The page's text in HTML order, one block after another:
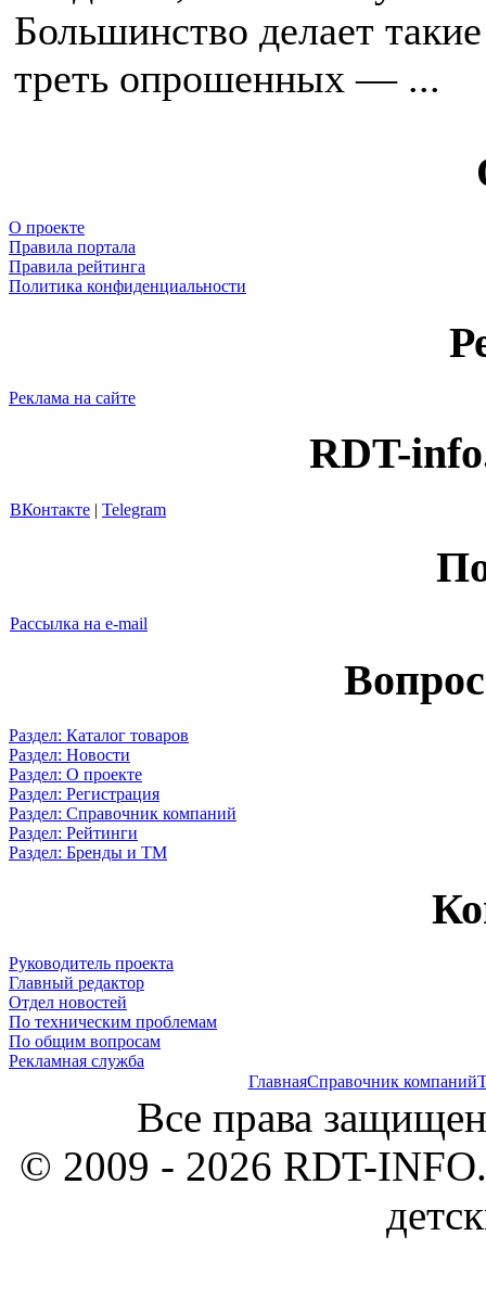
Большинство делает
треть опрошенных — ...
О проекте
Правила портала
Правила рейтинга
Политика конфиденциальности
Реклама на сайте
RDT-
ВКонтакте | Telegram
Рассылка на e-mail
Раздел: Каталог товаров
Раздел: Новости
Раздел: О проекте
Раздел: Регистрация
Раздел: Справочник компаний
Раздел: Рейтинги
Раздел: Бренды и ТМ
Руководитель проекта
Главный редактор
Отдел новостей
По техническим проблемам
По общим вопросам
Рекламная служба
ГлавнаяСправочник компаний
Все права
© 2009 - 2026 RDT-